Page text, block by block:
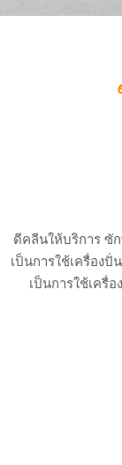
ดีคลีนให้บริการ ซั
เป็นการใช้เครื่อง
เป็นการใช้เครื่